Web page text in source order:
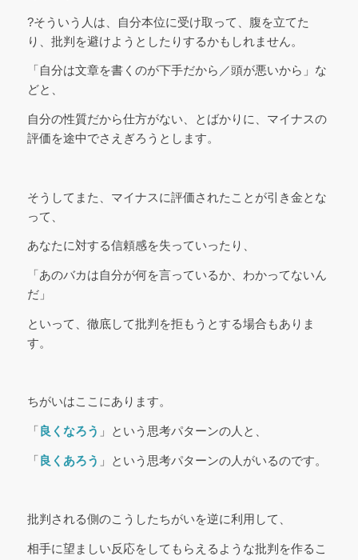
?そういう人は、自分本位に受け取って、腹を立てた
り、批判を避けようとしたりするかもしれません。
「自分は文章を書くのが下手だから／頭が悪いから」な
どと、
自分の性質だから仕方がない、とばかりに、マイナスの
評価を途中でさえぎろうとします。
そうしてまた、マイナスに評価されたことが引き金とな
って、
あなたに対する信頼感を失っていったり、
「あのバカは自分が何を言っているか、わかってないん
だ」
といって、徹底して批判を拒もうとする場合もありま
す。
ちがいはここにあります。
「良くなろう 」という思考パターンの人と、
「良くあろう 」という思考パターンの人がいるのです。
批判される側のこうしたちがいを逆に利用して、
相手に望ましい反応をしてもらえるような批判を作るこ